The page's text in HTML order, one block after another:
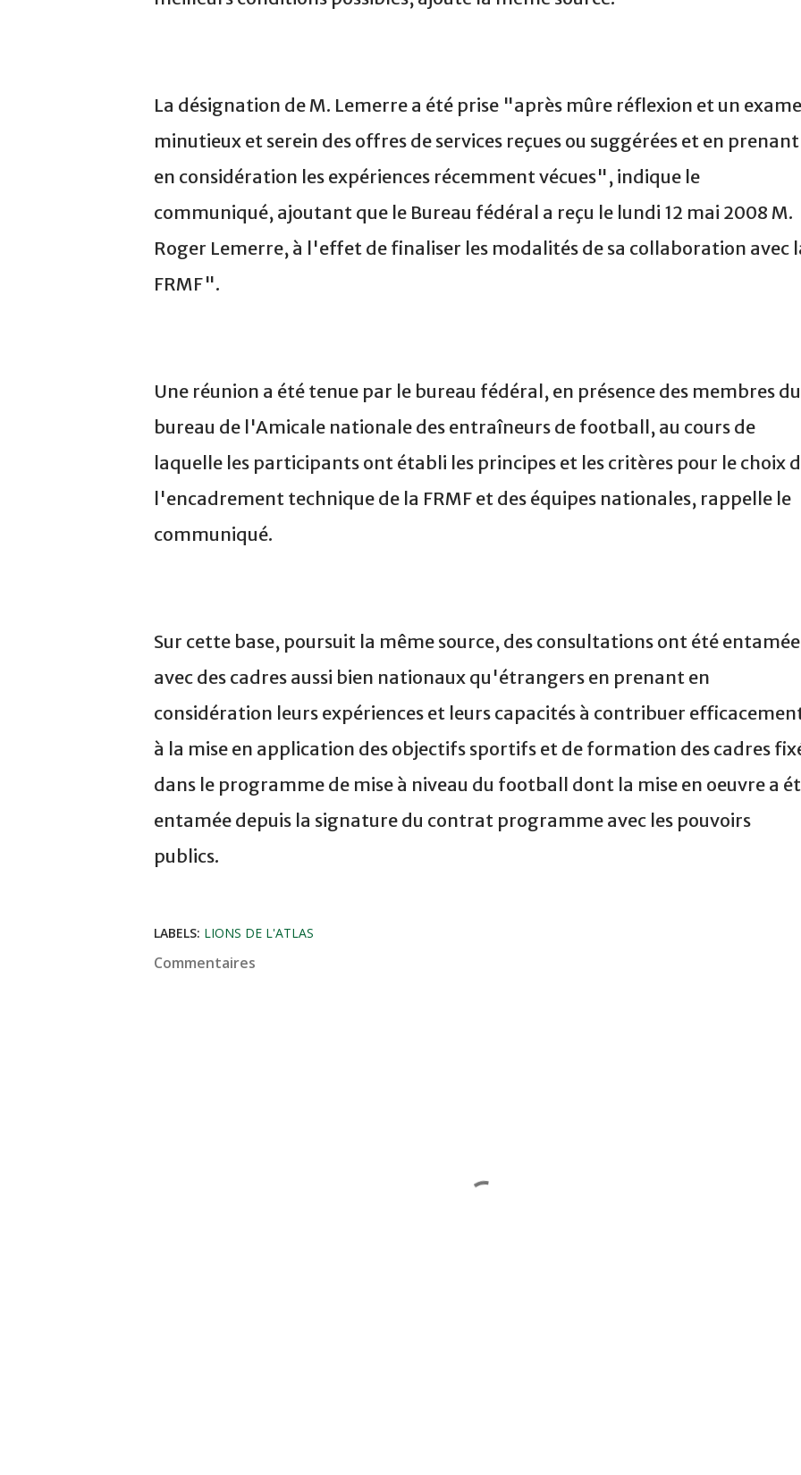
La désignation de M. Lemerre a été prise "après mûre réflexion et un
minutieux et serein des offres de services reçues ou suggérées et en prenant
en considération les expériences récemment vécues", indique le
communiqué, ajoutant que le Bureau fédéral a reçu le lundi 12 mai 2008 M.
Roger Lemerre, à l'effet de finaliser les modalités de sa collaboration avec
FRMF".
Une réunion a été tenue par le bureau fédéral, en présence des membres du
bureau de l'Amicale nationale des entraîneurs de football, au cours de
laquelle les participants ont établi les principes et les critères pour le choix
l'encadrement technique de la FRMF et des équipes nationales, rappelle le
communiqué.
Sur cette base, poursuit la même source, des consultations ont été
avec des cadres aussi bien nationaux qu'étrangers en prenant en
considération leurs expériences et leurs capacités à contribuer
à la mise en application des objectifs sportifs et de formation des cadres
dans le programme de mise à niveau du football dont la mise en oeuvre a
entamée depuis la signature du contrat programme avec les pouvoirs
publics.
LABELS: LIONS DE L'ATLAS
Commentaires